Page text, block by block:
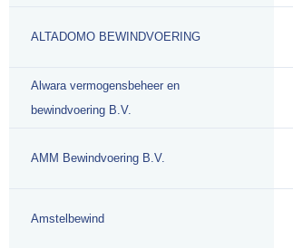
ALTADOMO BEWINDVOERING
Alwara vermogensbeheer en
bewindvoering B.V.
AMM Bewindvoering B.V.
Amstelbewind